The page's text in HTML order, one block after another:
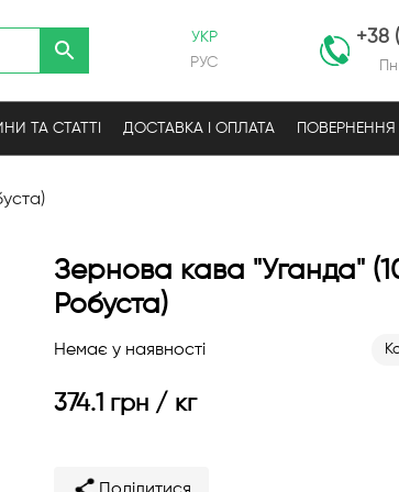
УКР
РУС
+38
ТА СТАТТІ ДОСТАВКА І ОПЛАТА
Зернова кава "Уганда"
Робуста)
Немає у наявності
374.1 грн / кг